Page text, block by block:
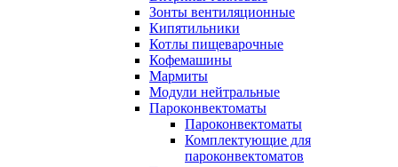
Зонты вентиляционные
Кипятильники
Котлы пищеварочные
Кофемашины
Мармиты
Модули нейтральные
Пароконвектоматы
Пароконвектоматы
Комплектующие для
пароконвектоматов